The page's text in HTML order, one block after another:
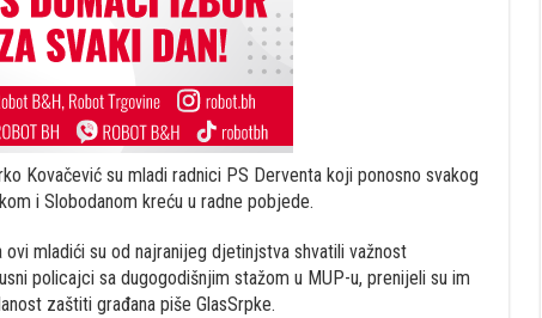
Kovačević su mladi radnici PS Derventa koji ponosno svakog
i Slobodanom kreću u radne pobjede.
ovi mladići su od najranijeg djetinjstva shvatili važnost
policajci sa dugogodišnjim stažom u MUP-u, prenijeli su im
zaštiti građana piše GlasSrpke.